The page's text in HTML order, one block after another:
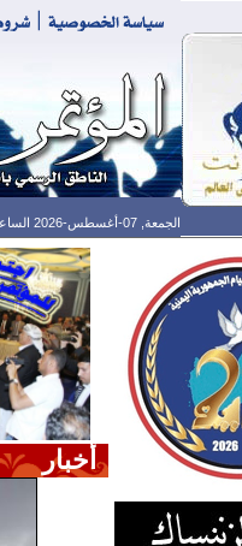
الجمعة, 07-أغسطس-2026 الساعة: 07:48 ص - آخر تحديث: 05:33 ص (33: 02) بتوقيت غرينتش
أخبار